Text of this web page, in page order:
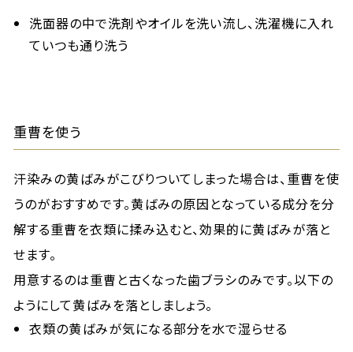
洗面器の中で洗剤やオイルを洗い流し、洗濯機に入れ
ていつも通り洗う
重曹を使う
汗染みの黄ばみがこびりついてしまった場合は、重曹を使
うのがおすすめです。黄ばみの原因となっている成分を分
解する重曹を衣類に揉み込むと、効果的に黄ばみが落と
せます。
用意するのは重曹と古くなった歯ブラシのみです。以下の
ようにして黄ばみを落としましょう。
衣類の黄ばみが気になる部分を水で湿らせる